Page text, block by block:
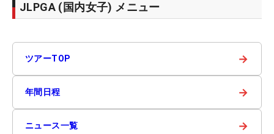
JLPGA (国内女子) メニュー
ツアーTOP →
年間日程 →
ニュース一覧 →